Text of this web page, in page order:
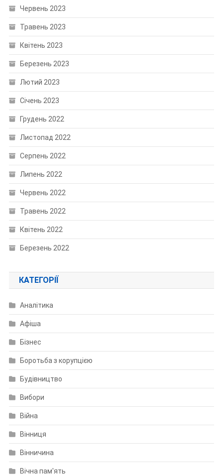
Червень 2023
Травень 2023
Квітень 2023
Березень 2023
Лютий 2023
Січень 2023
Грудень 2022
Листопад 2022
Серпень 2022
Липень 2022
Червень 2022
Травень 2022
Квітень 2022
Березень 2022
КАТЕГОРІЇ
Аналітика
Афіша
Бізнес
Боротьба з корупцією
Будівництво
Вибори
Війна
Вінниця
Вінничина
Вічна пам'ять